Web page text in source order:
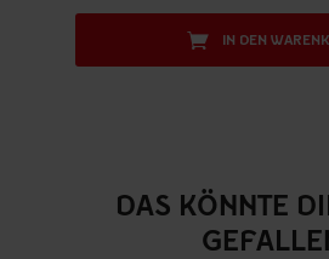
IN DEN
DAS KÖNNTE